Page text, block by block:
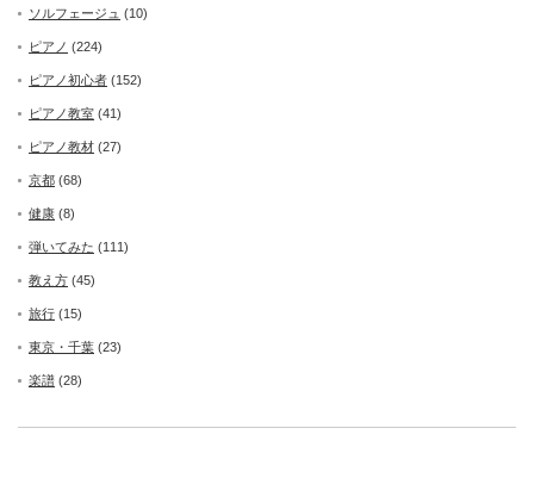
ソルフェージュ (10)
ピアノ (224)
ピアノ初心者 (152)
ピアノ教室 (41)
ピアノ教材 (27)
京都 (68)
健康 (8)
弾いてみた (111)
教え方 (45)
旅行 (15)
東京・千葉 (23)
楽譜 (28)